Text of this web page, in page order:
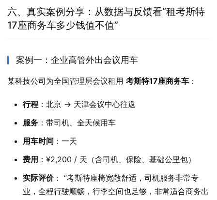
六、真实案例分享：从数据与反馈看“租考斯特
17座商务车多少钱值不值”
案例一：企业高管外出会议用车
某科技公司为全国管理层会议租用 考斯特17座商务车 ：
行程 ：北京 → 天津会议中心往返
服务 ：带司机、全天候用车
用车时间 ：一天
费用 ：¥2,200 / 天（含司机、保险、基础公里包）
实际评价： “考斯特座椅宽敞舒适，司机服务非常专
业，全程行驶顺畅，行李空间也足够，非常适合商务出